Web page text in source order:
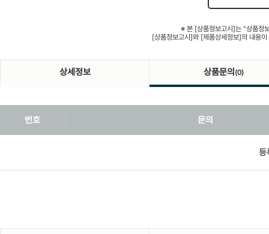
※ 본 [상품정보고시]는 "상품정
[상품정보고시]와 [제품상세정보]의 내용
상세정보 상품문의 (0)
번호 문의
등